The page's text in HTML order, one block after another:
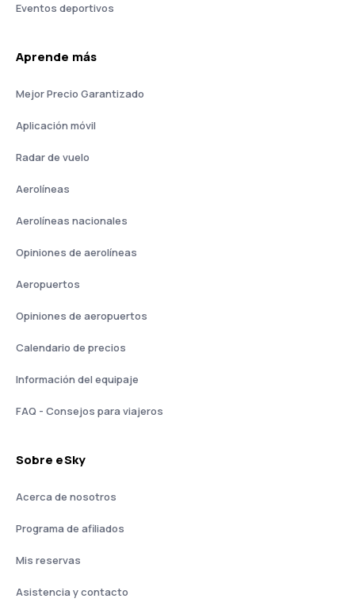
Eventos deportivos
Aprende más
Mejor Precio Garantizado
Aplicación móvil
Radar de vuelo
Aerolíneas
Aerolíneas nacionales
Opiniones de aerolíneas
Aeropuertos
Opiniones de aeropuertos
Calendario de precios
Información del equipaje
FAQ - Consejos para viajeros
Sobre eSky
Acerca de nosotros
Programa de afiliados
Mis reservas
Asistencia y contacto